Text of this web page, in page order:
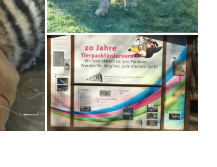
Bild melden
von Edgar